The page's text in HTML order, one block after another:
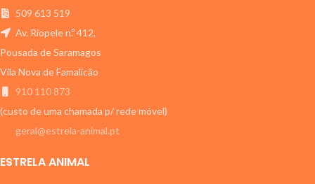
509 613 519
Av. Riopele n.º 412,
Pousada de Saramagos
Vila Nova de Famalicão
910 110 873
(custo de uma chamada p/ rede móvel)
geral@estrela-animal.pt
ESTRELA ANIMAL